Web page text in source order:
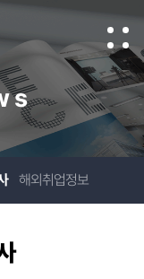
해외취업정보